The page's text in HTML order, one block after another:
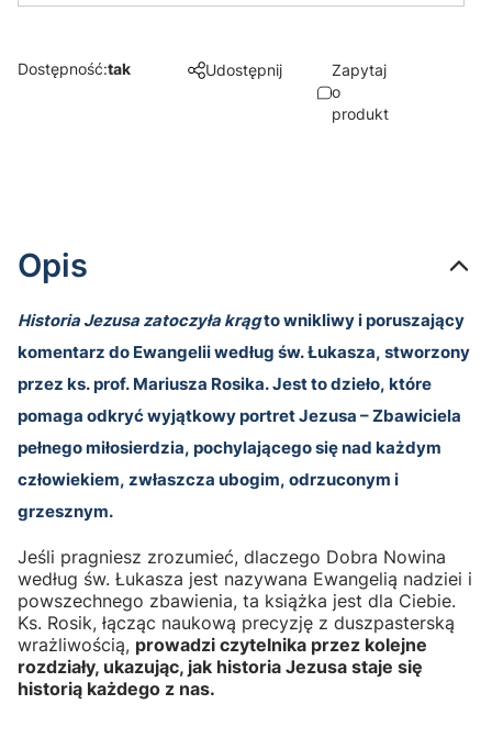
Dostępność:tak Udostępnij
Zapytaj
o
produkt
Opis
Historia Jezusa zatoczyła krągto wnikliwy i poruszający
komentarz do Ewangelii według św. Łukasza, stworzony
przez ks. prof. Mariusza Rosika. Jest to dzieło, które
pomaga odkryć wyjątkowy portret Jezusa – Zbawiciela
pełnego miłosierdzia, pochylającego się nad każdym
człowiekiem, zwłaszcza ubogim, odrzuconym i
grzesznym.
Jeśli pragniesz zrozumieć, dlaczego Dobra Nowina
według św. Łukasza jest nazywana Ewangelią nadziei i
powszechnego zbawienia, ta książka jest dla Ciebie.
Ks. Rosik, łącząc naukową precyzję z duszpasterską
wrażliwością, prowadzi czytelnika przez kolejne
rozdziały, ukazując, jak historia Jezusa staje się
historią każdego z nas.